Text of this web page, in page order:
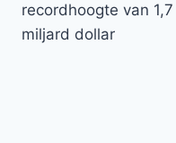
recordhoogte van 1,7
miljard dollar